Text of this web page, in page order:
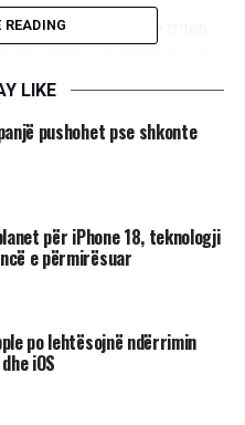
e saj mund të rriten
vënë në pikëpyetje
e cila dominon
çipave AI./
NVIDIA
antivirus Kaspersky për
eurosh në AI,
LIKE
pushohet pse shkonte
për iPhone 18, teknologji
e përmirësuar
po lehtësojnë ndërrimin
iOS